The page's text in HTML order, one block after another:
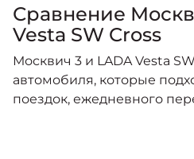
Сравнение
Vesta SW Cross
Москвич 3 и LADA Vesta
автомобиля, которые
поездок, ежедневного